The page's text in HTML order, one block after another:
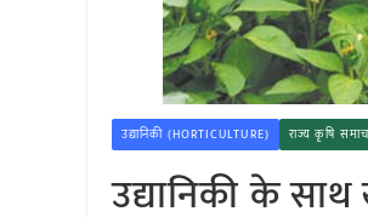
उद्यानिकी (HORTICULTURE) राज्य कृषि
उद्यानिकी के